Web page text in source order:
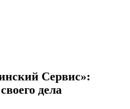
Сервис»:
дела